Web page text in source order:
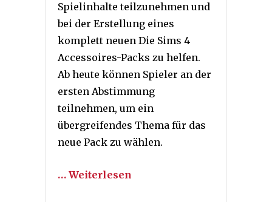
Spielinhalte teilzunehmen und
bei der Erstellung eines
komplett neuen Die Sims 4
Accessoires-Packs zu helfen.
Ab heute können Spieler an der
ersten Abstimmung
teilnehmen, um ein
übergreifendes Thema für das
neue Pack zu wählen.
… Weiterlesen